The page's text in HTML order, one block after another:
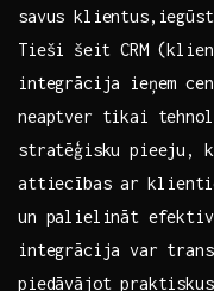
savus
Tieši⁢ šeit CRM
integrācija ieņem
neaptver tikai
stratēģisku pieeju,​
attiecības⁢ ar
un palielināt
integrācija var
piedāvājot